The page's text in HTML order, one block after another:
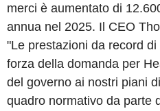
merci è aumentato di
annua nel 2025. Il CEO
"Le prestazioni da record
forza della domanda per
del governo ai nostri piani
quadro normativo da parte